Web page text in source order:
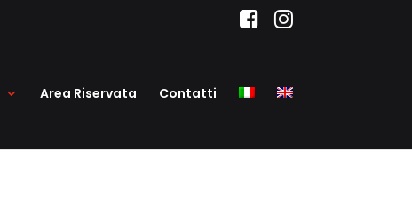
Area Riservata Contatti